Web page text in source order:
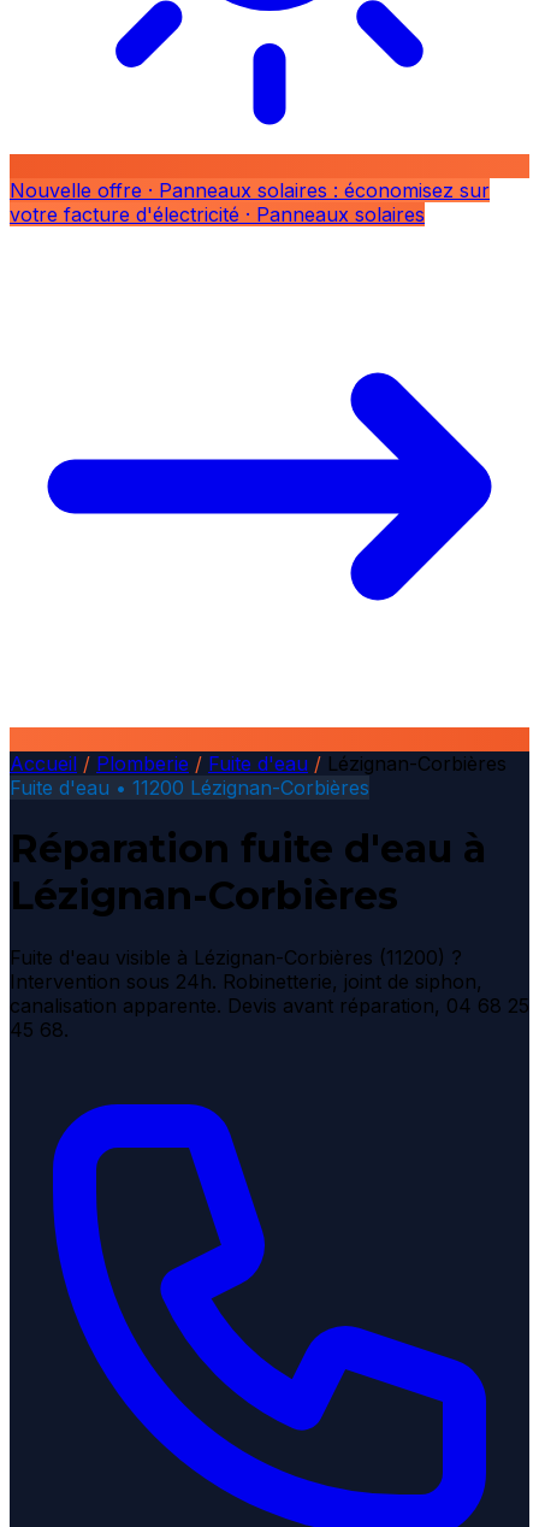
Nouvelle offre · Panneaux solaires : économisez sur
votre facture d'électricité · Panneaux solaires
Accueil / Plomberie / Fuite d'eau / Lézignan-Corbières
Fuite d'eau • 11200 Lézignan-Corbières
Réparation fuite d'eau à
Lézignan-Corbières
Fuite d'eau visible à Lézignan-Corbières (11200) ?
Intervention sous 24h. Robinetterie, joint de siphon,
canalisation apparente. Devis avant réparation, 04 68 25
45 68.